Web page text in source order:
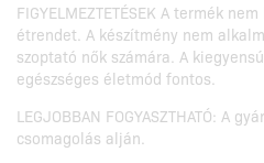
FIGYELMEZTETÉSEK A termék
étrendet. A készítmény nem
szoptató nők számára. A
egészséges életmód fontos.
LEGJOBBAN FOGYASZTHATÓ: A
csomagolás alján.